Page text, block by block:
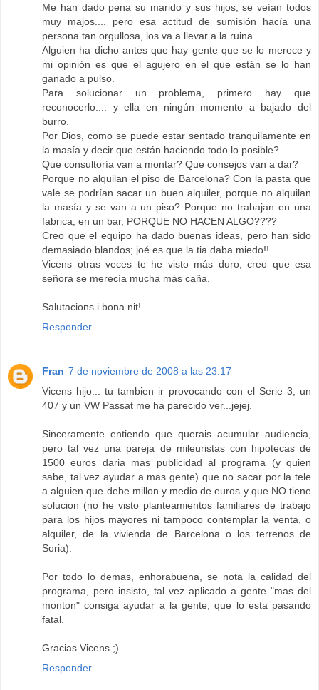
Me han dado pena su marido y sus hijos, se veían todos
muy majos.... pero esa actitud de sumisión hacía una
persona tan orgullosa, los va a llevar a la ruina.
Alguien ha dicho antes que hay gente que se lo merece y
mi opinión es que el agujero en el que están se lo han
ganado a pulso.
Para solucionar un problema, primero hay que
reconocerlo.... y ella en ningún momento a bajado del
burro.
Por Dios, como se puede estar sentado tranquilamente en
la masía y decir que están haciendo todo lo posible?
Que consultoría van a montar? Que consejos van a dar?
Porque no alquilan el piso de Barcelona? Con la pasta que
vale se podrían sacar un buen alquiler, porque no alquilan
la masía y se van a un piso? Porque no trabajan en una
fabrica, en un bar, PORQUE NO HACEN ALGO????
Creo que el equipo ha dado buenas ideas, pero han sido
demasiado blandos; joé es que la tia daba miedo!!
Vicens otras veces te he visto más duro, creo que esa
señora se merecía mucha más caña.
Salutacions i bona nit!
Responder
Fran 7 de noviembre de 2008 a las 23:17
Vicens hijo... tu tambien ir provocando con el Serie 3, un
407 y un VW Passat me ha parecido ver...jejej.
Sinceramente entiendo que querais acumular audiencia,
pero tal vez una pareja de mileuristas con hipotecas de
1500 euros daria mas publicidad al programa (y quien
sabe, tal vez ayudar a mas gente) que no sacar por la tele
a alguien que debe millon y medio de euros y que NO tiene
solucion (no he visto planteamientos familiares de trabajo
para los hijos mayores ni tampoco contemplar la venta, o
alquiler, de la vivienda de Barcelona o los terrenos de
Soria).
Por todo lo demas, enhorabuena, se nota la calidad del
programa, pero insisto, tal vez aplicado a gente "mas del
monton" consiga ayudar a la gente, que lo esta pasando
fatal.
Gracias Vicens ;)
Responder